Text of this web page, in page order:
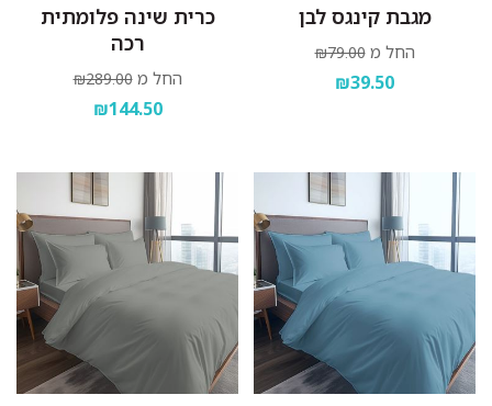
מגבת קינגס לבן
החל מ ₪79.00
₪39.50
כרית שינה פלומתית
רכה
החל מ ₪289.00
₪144.50